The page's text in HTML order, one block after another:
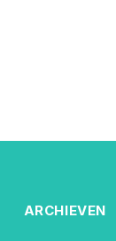
ARCHIEVEN